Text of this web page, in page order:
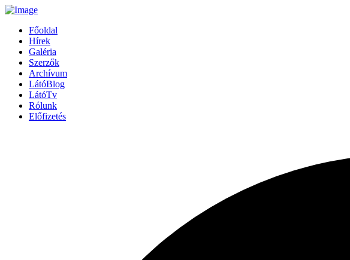
Főoldal
Hírek
Galéria
Szerzők
Archívum
LátóBlog
LátóTv
Rólunk
Előfizetés